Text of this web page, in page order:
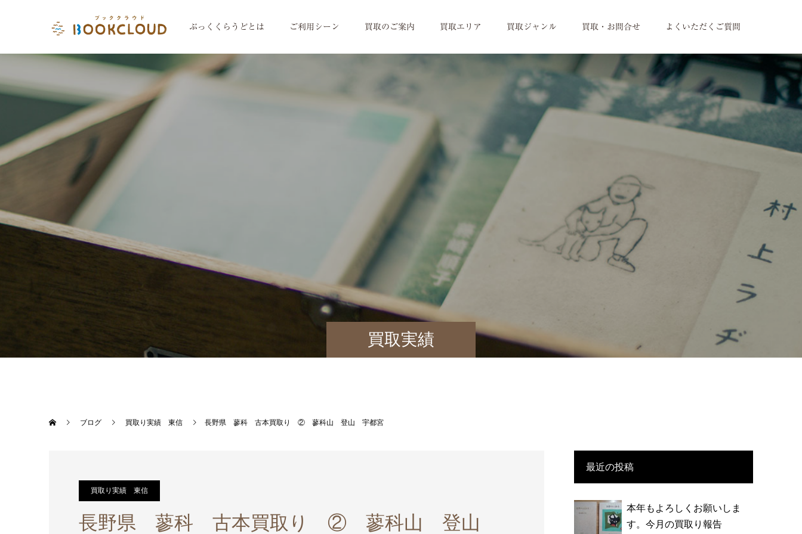
ぶっくくらうどとは ご利用シーン 買取のご案内 買取エリア 買取ジャンル 買取・お問合せ よくいただくご質問
買取実績
ブログ 買取り実績 東信 長野県 蓼科 古本買取り ② 蓼科山 登山 宇都宮
買取り実績 東信
長野県 蓼科 古本買取り ② 蓼科山 登山
最近の投稿
本年もよろしくお願いしま
す。今月の買取り報告